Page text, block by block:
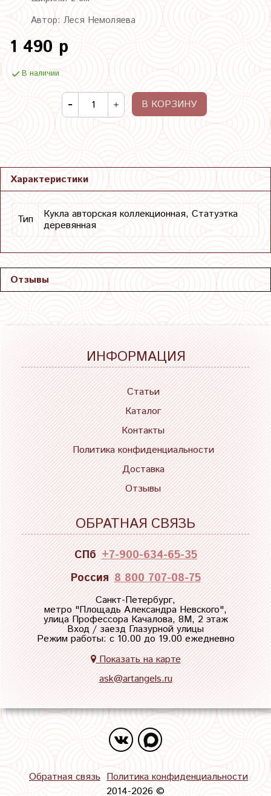
Автор: Леся Немоляева
1 490 р
В наличии
В КОРЗИНУ
Характеристики
Тип
Кукла авторская коллекционная, Статуэтка
деревянная
Отзывы
ИНФОРМАЦИЯ
Статьи
Каталог
Контакты
Политика конфиденциальности
Доставка
Отзывы
ОБРАТНАЯ СВЯЗЬ
СПб +7-900-634-65-35
Россия 8 800 707-08-75
Санкт-Петербург,
метро "Площадь Александра Невского",
улица Профессора Качалова, 8М, 2 этаж
Вход / заезд Глазурной улицы
Режим работы: с 10.00 до 19.00 ежедневно
Показать на карте
ask@artangels.ru
Обратная связь Политика конфиденциальности
2014-2026 ©